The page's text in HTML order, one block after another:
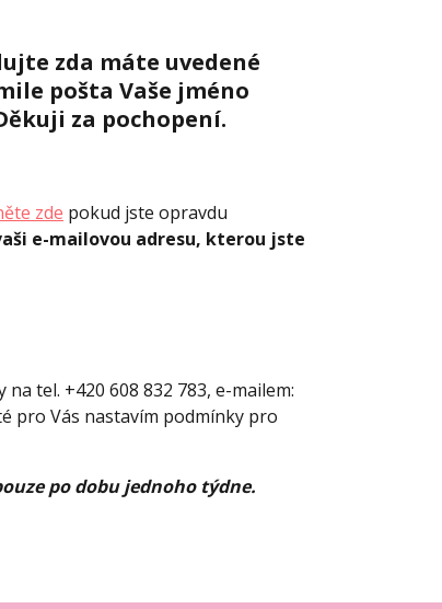
zda máte uvedené
pošta Vaše jméno
za pochopení.
zde pokud jste opravdu
e-mailovou adresu, kterou jste
tel. +420 608 832 783, e-mailem:
pro Vás nastavím podmínky pro
po dobu jednoho týdne.